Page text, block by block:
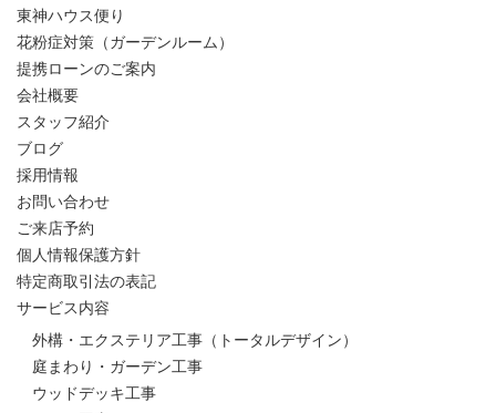
東神ハウス便り
花粉症対策（ガーデンルーム）
提携ローンのご案内
会社概要
スタッフ紹介
ブログ
採用情報
お問い合わせ
ご来店予約
個人情報保護方針
特定商取引法の表記
サービス内容
外構・エクステリア工事（トータルデザイン）
庭まわり・ガーデン工事
ウッドデッキ工事